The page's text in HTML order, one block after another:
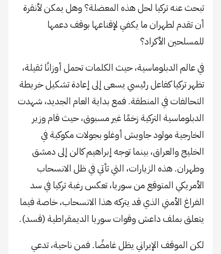
تبحث عنه تركيا لحل هذه المعضلة؟ وهل يمكن لأنقرة
أن تقدم لطهران ما يكفي لإقناعها بوقف دعمها
للمسلحين الأكراد؟
في عالم الدبلوماسية، حيث الكلمات تحمل أوزانًا ثقيلة،
تظهر تركيا كفاعل رئيسي يسعى إلى إعادة تشكيل خريطة
التحالفات في المنطقة. فمع بداية العام الجديد، شهدت
الدبلوماسية التركية زخمًا غير مسبوق، حيث قام وزير
الخارجية مولود جاويش أوغلو بجولات مكوكية في
الخليج والعراق، بينما توجه إبراهيم كالن إلى دمشق
وطهران. هذه الزيارات، التي تأتي في ظل الانسحاب
الأمريكي المتوقع من سوريا، تعكس رغبة تركيا في سد
الفراغ الأمني الذي قد يتركه هذا الانسحاب، خاصة فيما
يتعلق بملف داعش وقوات سوريا الديمقراطية (قسد).
لكن الموقف الإيراني يظل غامضًا. فمن ناحية، تدعي